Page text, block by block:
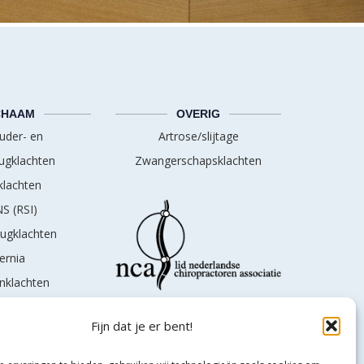
Fijn dat je er bent!
en
(RSI)
OVERIG
Artrose/slijtage
Zwangerschapsklachten